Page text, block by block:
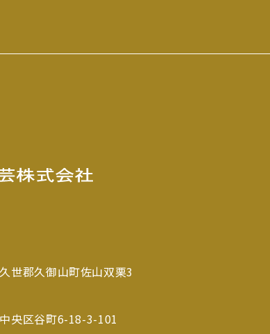
世郡久御山町佐山双栗3
央区谷町6-18-3-101